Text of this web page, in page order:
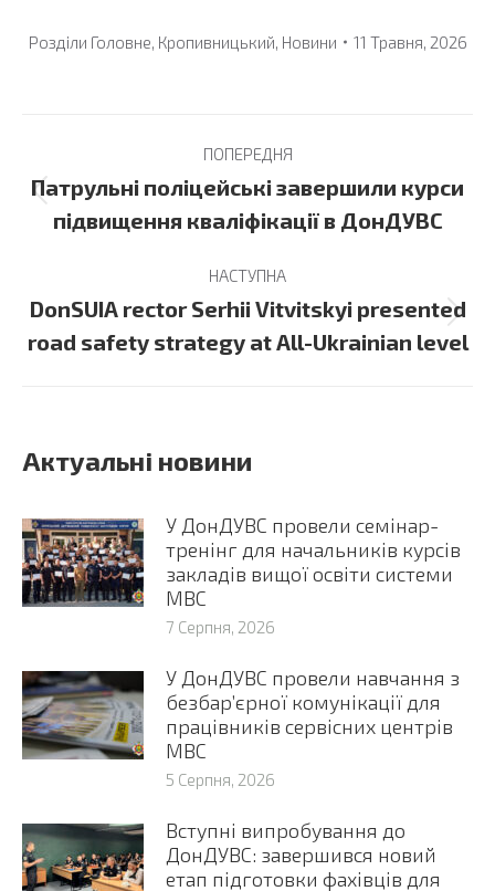
Розділи Головне, Кропивницький, Новини 11 Травня, 2026
navigation
ПОПЕРЕДНЯ
Previous
post:
Патрульні поліцейські завершили курси
підвищення кваліфікації в ДонДУВС
НАСТУПНА
Next
post:
DonSUIA rector Serhii Vitvitskyi presented
road safety strategy at All-Ukrainian level
Актуальні новини
У ДонДУВС провели семінар-
тренінг для начальників курсів
закладів вищої освіти системи
МВС
7 Серпня, 2026
У ДонДУВС провели навчання з
безбар’єрної комунікації для
працівників сервісних центрів
МВС
5 Серпня, 2026
Вступні випробування до
ДонДУВС: завершився новий
етап підготовки фахівців для